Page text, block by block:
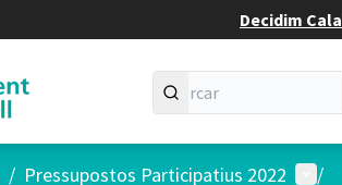
Decidim
/ Pressupostos Participatius 2022 Menú
/